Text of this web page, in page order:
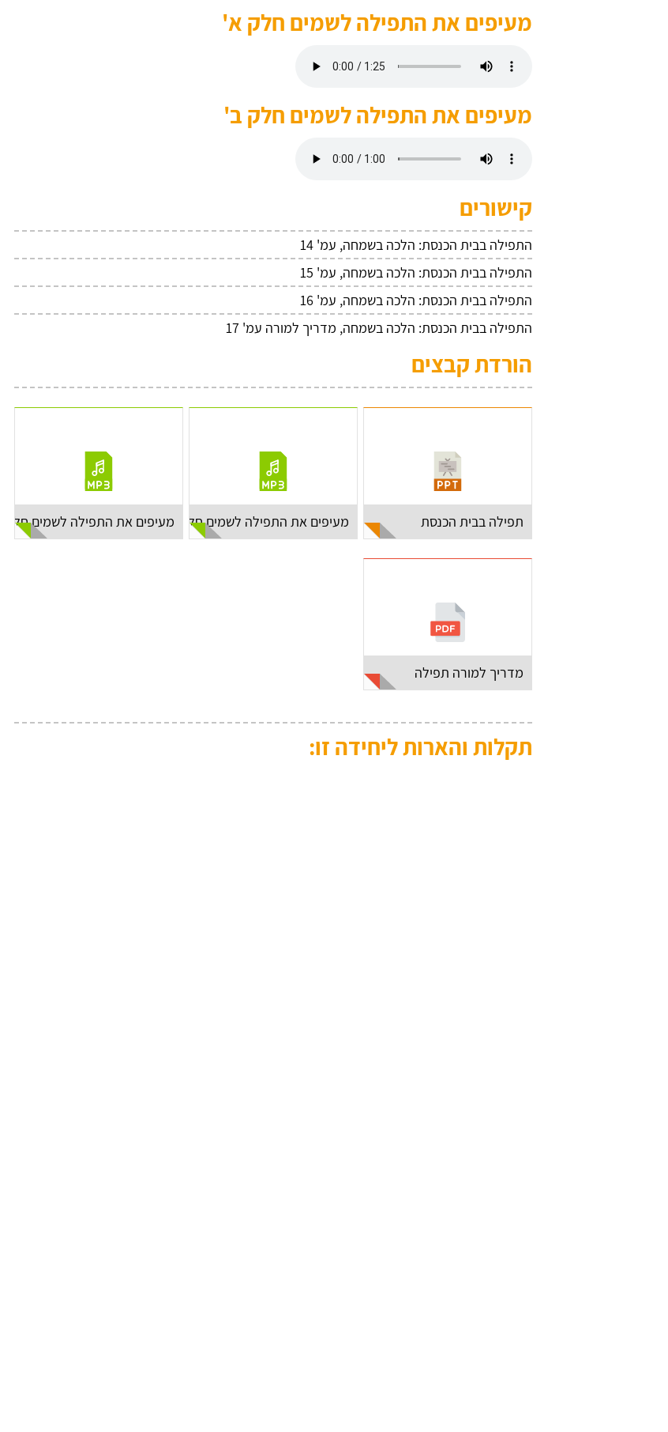
מעיפים את התפילה לשמים חלק א'
מעיפים את התפילה לשמים חלק ב'
קישורים
התפילה בבית הכנסת: הלכה בשמחה, עמ' 14
התפילה בבית הכנסת: הלכה בשמחה, עמ' 15
התפילה בבית הכנסת: הלכה בשמחה, עמ' 16
התפילה בבית הכנסת: הלכה בשמחה, מדריך למורה עמ' 17
הורדת קבצים
תפילה בבית הכנסת מעיפים את התפילה לשמים חלק א'מעיפים את התפילה לשמים חלק ב'
מדריך למורה תפילה
תקלות והארות ליחידה זו: